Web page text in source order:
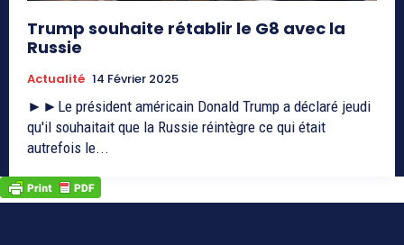
Trump souhaite rétablir le G8 avec la
Russie
Actualité 14 Février 2025
►►Le président américain Donald Trump a déclaré jeudi
qu'il souhaitait que la Russie réintègre ce qui était
autrefois le...